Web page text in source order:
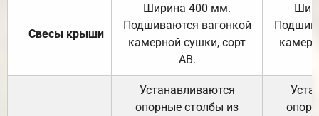
Свесы крыши
Ширина 400 мм.
Подшиваются вагонкой
камерной сушки, сорт
АВ.
Устанавливаются
опорные столбы из